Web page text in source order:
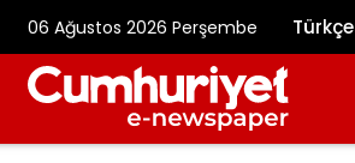
06 Ağustos 2026 Perşembe Türkçe